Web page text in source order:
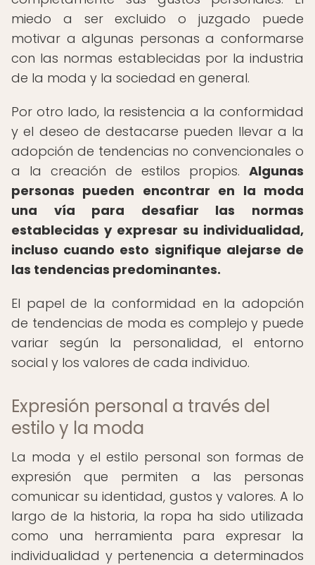
miedo a ser excluido o juzgado puede
motivar a algunas personas a conformarse
con las normas establecidas por la industria
de la moda y la sociedad en general.
Por otro lado, la resistencia a la conformidad
y el deseo de destacarse pueden llevar a la
adopción de tendencias no convencionales o
a la creación de estilos propios. Algunas
personas pueden encontrar en la moda
una vía para desafiar las normas
establecidas y expresar su individualidad,
incluso cuando esto signifique alejarse de
las tendencias predominantes.
El papel de la conformidad en la adopción
de tendencias de moda es complejo y puede
variar según la personalidad, el entorno
social y los valores de cada individuo.
Expresión personal a través del
estilo y la moda
La moda y el estilo personal son formas de
expresión que permiten a las personas
comunicar su identidad, gustos y valores. A lo
largo de la historia, la ropa ha sido utilizada
como una herramienta para expresar la
individualidad y pertenencia a determinados